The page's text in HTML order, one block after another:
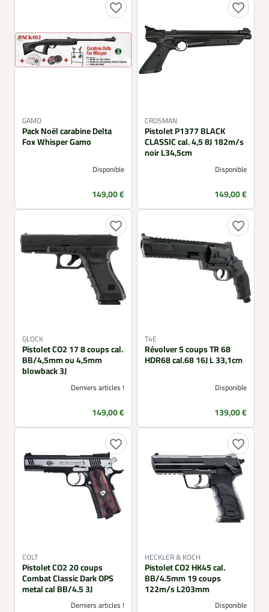
favorite_border
GAMO
Pack Noël carabine Delta
Fox Whisper Gamo
Disponible
Prix
149,00 €
favorite_border
CROSMAN
Pistolet P1377 BLACK
CLASSIC cal. 4,5 8J 182m/s
noir L34,5cm
Disponible
Prix
149,00 €
favorite_border
GLOCK
Pistolet CO2 17 8 coups cal.
BB/4,5mm ou 4,5mm
blowback 3J
Derniers articles !
Prix
149,00 €
favorite_border
T4E
Révolver 5 coups TR 68
HDR68 cal.68 16J L 33,1cm
Disponible
Prix
139,00 €
favorite_border
COLT
Pistolet CO2 20 coups
Combat Classic Dark OPS
metal cal BB/4.5 3J
Derniers articles !
favorite_border
HECKLER & KOCH
Pistolet CO2 HK45 cal.
BB/4.5mm 19 coups
122m/s L203mm
Disponible